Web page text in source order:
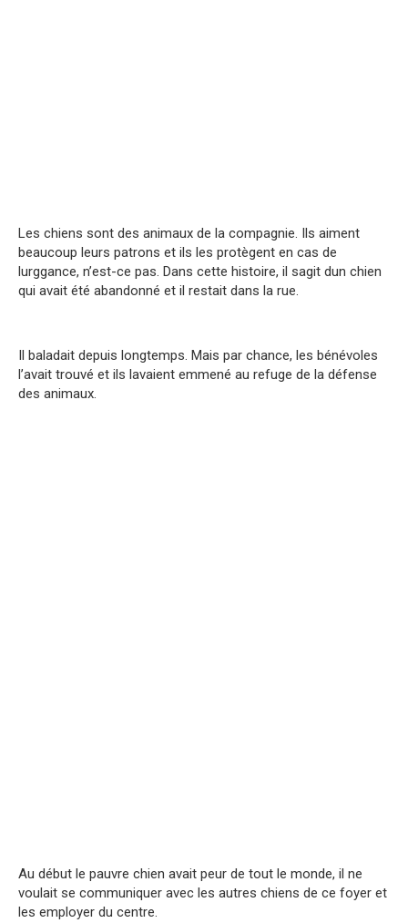
Les chiens sont des animaux de la compagnie. Ils aiment
beaucoup leurs patrons et ils les protègent en cas de
lurggance, n’est-ce pas. Dans cette histoire, il sagit dun chien
qui avait été abandonné et il restait dans la rue.
Il baladait depuis longtemps. Mais par chance, les bénévoles
l’avait trouvé et ils lavaient emmené au refuge de la défense
des animaux.
Au début le pauvre chien avait peur de tout le monde, il ne
voulait se communiquer avec les autres chiens de ce foyer et
les employer du centre.